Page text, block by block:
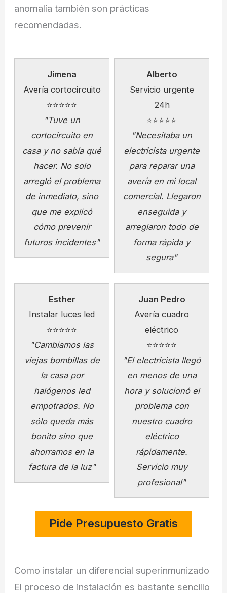
anomalía también son prácticas
recomendadas.
Jimena
Avería cortocircuito
⭐⭐⭐⭐⭐
"Tuve un
cortocircuito en
casa y no sabía qué
hacer. No solo
arregló el problema
de inmediato, sino
que me explicó
cómo prevenir
futuros incidentes"
Alberto
Servicio urgente
24h
⭐⭐⭐⭐⭐
"Necesitaba un
electricista urgente
para reparar una
avería en mi local
comercial. Llegaron
enseguida y
arreglaron todo de
forma rápida y
segura"
Esther
Instalar luces led
⭐⭐⭐⭐⭐
"Cambiamos las
viejas bombillas de
la casa por
halógenos led
empotrados. No
sólo queda más
bonito sino que
ahorramos en la
factura de la luz"
Juan Pedro
Avería cuadro
eléctrico
⭐⭐⭐⭐⭐
"El electricista llegó
en menos de una
hora y solucionó el
problema con
nuestro cuadro
eléctrico
rápidamente.
Servicio muy
profesional"
Como instalar un diferencial superinmunizado
El proceso de instalación es bastante sencillo